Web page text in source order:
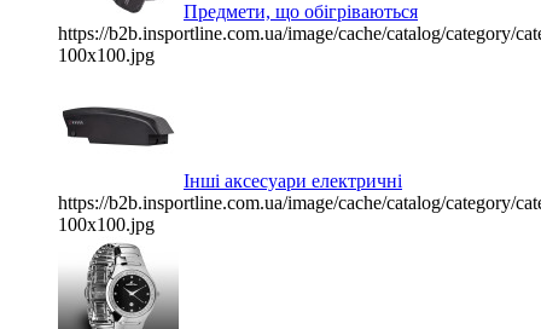
Предмети, що обігріваються
https://b2b.insportline.com.ua/image/cache/catalog/category/
100x100.jpg
Інші аксесуари електричні
https://b2b.insportline.com.ua/image/cache/catalog/category/
100x100.jpg